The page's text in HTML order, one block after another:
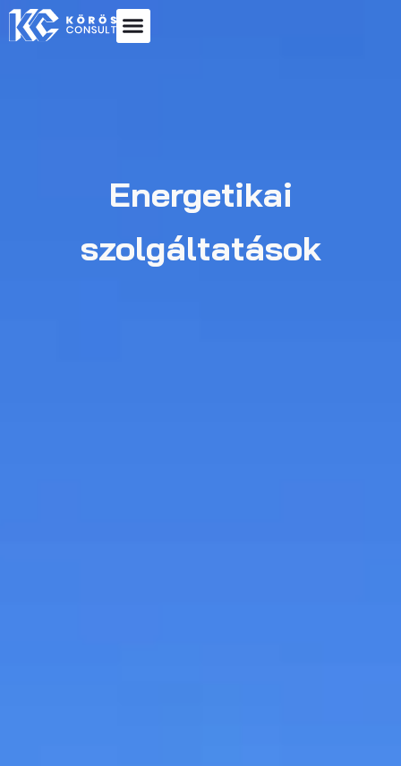
Energetikai
szolgáltatások